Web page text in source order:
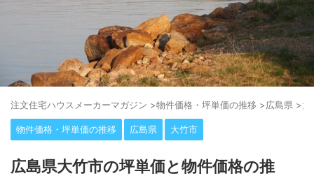
注⽂住宅ハウスメーカーマガジン >物件価格・坪単価の推移 >広島県 >大
物件価格・坪単価の推移 広島県 大竹市
広島県大竹市の坪単価と物件価格の推